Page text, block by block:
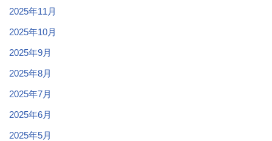
2025年11月
2025年10月
2025年9月
2025年8月
2025年7月
2025年6月
2025年5月